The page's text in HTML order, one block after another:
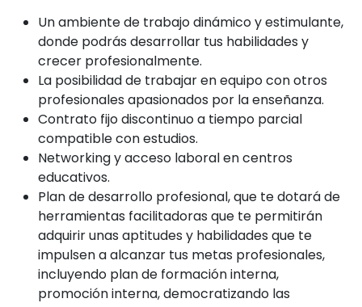
Un ambiente de trabajo dinámico y estimulante,
donde podrás desarrollar tus habilidades y
crecer profesionalmente.
La posibilidad de trabajar en equipo con otros
profesionales apasionados por la enseñanza.
Contrato fijo discontinuo a tiempo parcial
compatible con estudios.
Networking y acceso laboral en centros
educativos.
Plan de desarrollo profesional, que te dotará de
herramientas facilitadoras que te permitirán
adquirir unas aptitudes y habilidades que te
impulsen a alcanzar tus metas profesionales,
incluyendo plan de formación interna,
promoción interna, democratizando las